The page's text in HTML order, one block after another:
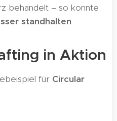
behandelt – so konnte
standhalten.
in Aktion
für Circular